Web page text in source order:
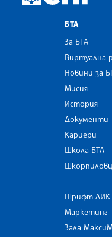
БТА
За БТА
Виртуална
Новини за
Мисия
История
Документи
Кариери
Школа БТА
Шрифт ЛИК
Маркетинг
Зала МаксиМ